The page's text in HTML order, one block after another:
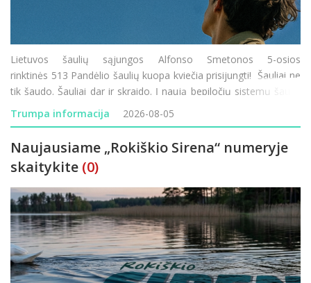
Lietuvos šaulių sąjungos Alfonso Smetonos 5-osios
rinktinės 513 Pandėlio šaulių kuopa kviečia prisijungti! Šauliai ne
tik šaudo. Šauliai dar ir skraido. Į naują bepiločių sistemų šaulių
komandą Pandėlyje kviečiame visus – ir tuos, kurie tu
Trumpa informacija 2026-08-05
Naujausiame „Rokiškio Sirena“ numeryje
skaitykite (0)